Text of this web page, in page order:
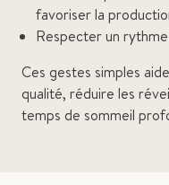
favoriser la
Respecter un
Ces gestes simples
qualité, réduire les
temps de sommeil